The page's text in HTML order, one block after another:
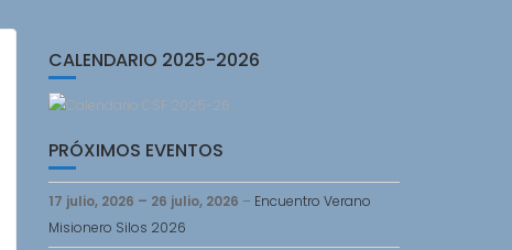
CALENDARIO 2025-2026
PRÓXIMOS EVENTOS
17 julio, 2026 – 26 julio, 2026 – Encuentro Verano
Misionero Silos 2026